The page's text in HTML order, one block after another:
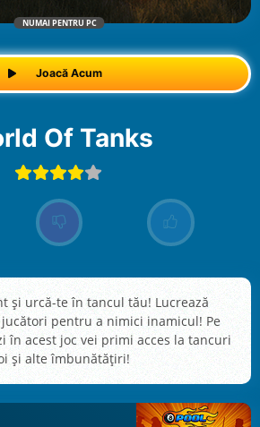
NUMAI PENTRU PC
Joacă Acum
Of Tanks
și urcă-te în tancul tău! Lucrează
pentru a nimici inamicul! Pe
în acest joc vei primi acces la tancuri
și alte îmbunătățiri!